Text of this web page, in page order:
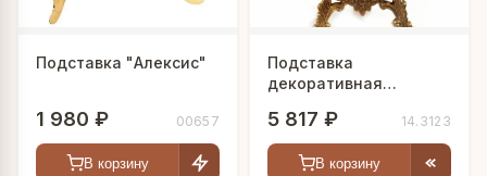
Подставка "Алексис"
1 980 ₽ 00657
В корзину
Подставка
декоративная
5 817 ₽ 14.3123
В корзину